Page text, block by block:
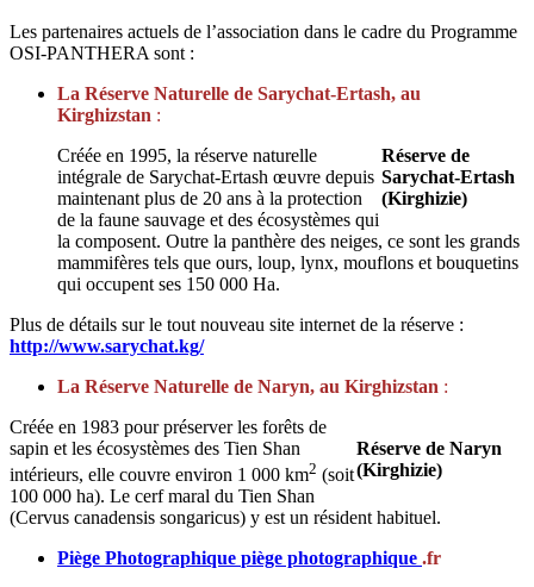
Les partenaires actuels de l’association dans le cadre du Programme
OSI-PANTHERA sont :
La Réserve Naturelle de Sarychat-Ertash, au
Kirghizstan :
Réserve de
Sarychat-Ertash
(Kirghizie)
Créée en 1995, la réserve naturelle
intégrale de Sarychat-Ertash œuvre depuis
maintenant plus de 20 ans à la protection
de la faune sauvage et des écosystèmes qui
la composent. Outre la panthère des neiges, ce sont les grands
mammifères tels que ours, loup, lynx, mouflons et bouquetins
qui occupent ses 150 000 Ha.
Plus de détails sur le tout nouveau site internet de la réserve :
http://www.sarychat.kg/
La Réserve Naturelle de Naryn, au Kirghizstan :
Réserve de Naryn
(Kirghizie)
Créée en 1983 pour préserver les forêts de
sapin et les écosystèmes des Tien Shan
intérieurs, elle couvre environ 1 000 km2 (soit
100 000 ha). Le cerf maral du Tien Shan
(Cervus canadensis songaricus) y est un résident habituel.
Piège Photographique piège photographique .fr